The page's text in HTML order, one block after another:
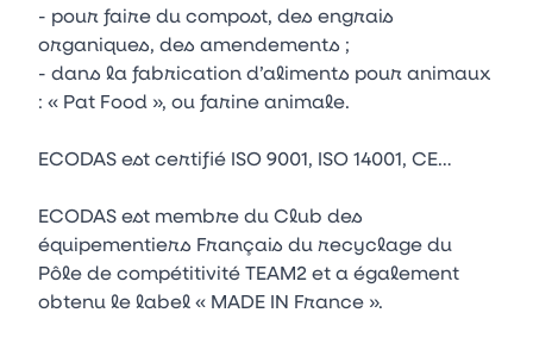
- pour faire du compost, des engrais
organiques, des amendements ;
- dans la fabrication d’aliments pour animaux
: « Pat Food », ou farine animale.
ECODAS est certifié ISO 9001, ISO 14001, CE…
ECODAS est membre du Club des
équipementiers Français du recyclage du
Pôle de compétitivité TEAM2 et a également
obtenu le label « MADE IN France ».